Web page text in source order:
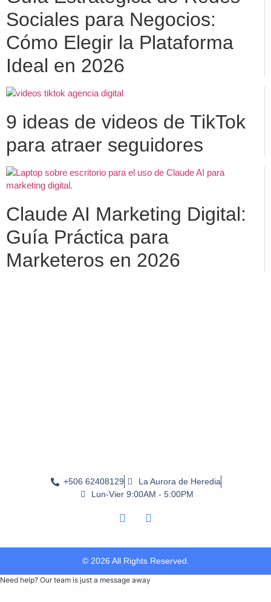
Sociales para Negocios:
Cómo Elegir la Plataforma
Ideal en 2026
9 ideas de videos de TikTok
para atraer seguidores
Claude AI Marketing Digital:
Guía Práctica para
Marketeros en 2026
+506 62408129
La Aurora de Heredia
Lun-Vier 9:00AM - 5:00PM
© 2026 All Rights Reserved.
Need help? Our team is just a message away